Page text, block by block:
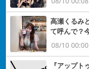
高瀬くるみ
て呼んで？
08/10 00:00
『アップ